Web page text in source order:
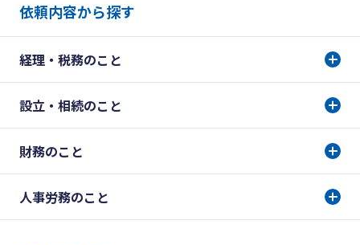
依頼内容から探す
経理・税務のこと
設立・相続のこと
財務のこと
人事労務のこと